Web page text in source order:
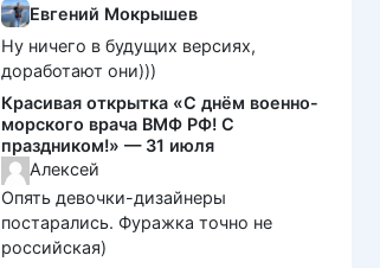
Евгений Мокрышев
Ну ничего в будущих версиях,
доработают они)))
Красивая открытка «С днём военно-
морского врача ВМФ РФ! С
праздником!» — 31 июля
Алексей
Опять девочки-дизайнеры
постарались. Фуражка точно не
российская)